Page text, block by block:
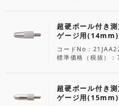
超硬ボール付き
ゲージ用(14mm)
コードNo
標準価格（税抜）
超硬ボール付き
ゲージ用(15mm)